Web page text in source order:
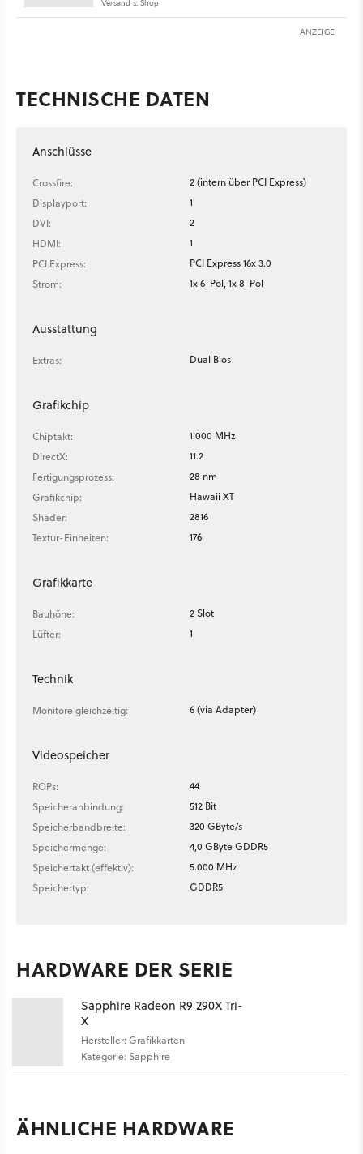
Versand s. Shop
ANZEIGE
TECHNISCHE DATEN
Anschlüsse
Crossfire:
2 (intern über PCI Express)
Displayport:
1
DVI:
2
HDMI:
1
PCI Express:
PCI Express 16x 3.0
Strom:
1x 6-Pol, 1x 8-Pol
Ausstattung
Extras: Dual Bios
Grafikchip
Chiptakt:
1.000 MHz
DirectX:
11.2
Fertigungsprozess:
28 nm
Grafikchip:
Hawaii XT
Shader:
2816
Textur-Einheiten:
176
Grafikkarte
Bauhöhe:
2 Slot
Lüfter:
1
Technik
Monitore gleichzeitig: 6 (via Adapter)
Videospeicher
ROPs:
44
Speicheranbindung:
512 Bit
Speicherbandbreite:
320 GByte/s
Speichermenge:
4,0 GByte GDDR5
Speichertakt (effektiv):
5.000 MHz
Speichertyp:
GDDR5
HARDWARE DER SERIE
Sapphire Radeon R9 290X Tri-
X
Hersteller: Grafikkarten
Kategorie: Sapphire
ÄHNLICHE HARDWARE